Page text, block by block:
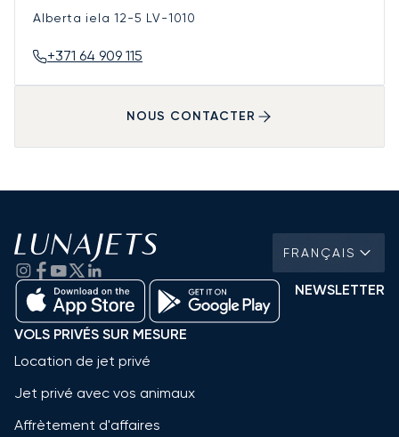
Alberta iela 12-5 LV-1010
+371 64 909 115
NOUS CONTACTER
FRANÇAIS
NEWSLETTER
VOLS PRIVÉS SUR MESURE
Location de jet privé
Jet privé avec vos animaux
Affrètement d'affaires